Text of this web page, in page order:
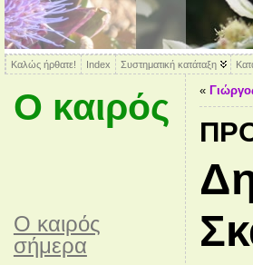
Καλώς ήρθατε! Index Συστηματική κατάταξη
Ο καιρός
O καιρός
σήμερα
«